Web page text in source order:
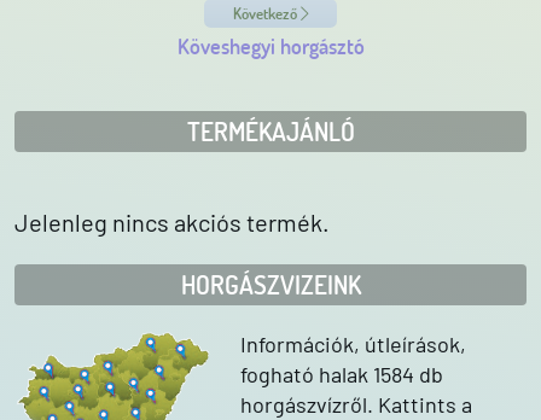
Következő
Köveshegyi horgásztó
TERMÉKAJÁNLÓ
Jelenleg nincs akciós termék.
HORGÁSZVIZEINK
Információk, útleírások,
fogható halak 1584 db
horgászvízről. Kattints a